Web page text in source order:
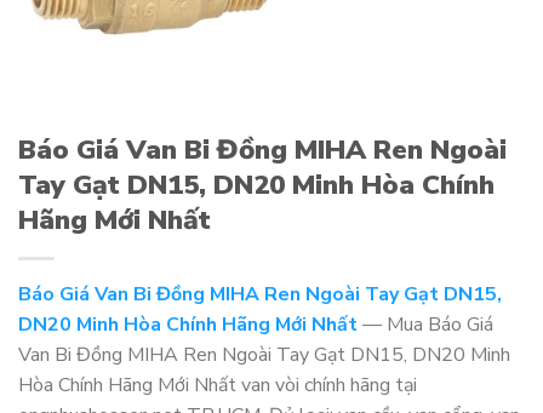
Báo Giá Van Bi Đồng MIHA Ren Ngoài
Tay Gạt DN15, DN20 Minh Hòa Chính
Hãng Mới Nhất
Báo Giá Van Bi Đồng MIHA Ren Ngoài Tay Gạt DN15,
DN20 Minh Hòa Chính Hãng Mới Nhất— Mua Báo Giá
Van Bi Đồng MIHA Ren Ngoài Tay Gạt DN15, DN20 Minh
Hòa Chính Hãng Mới Nhất van vòi chính hãng tại